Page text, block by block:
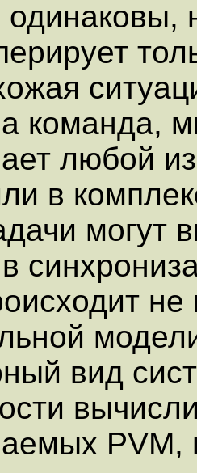
одинаковы,
команда,
любой
в
могут
вид
PVM,